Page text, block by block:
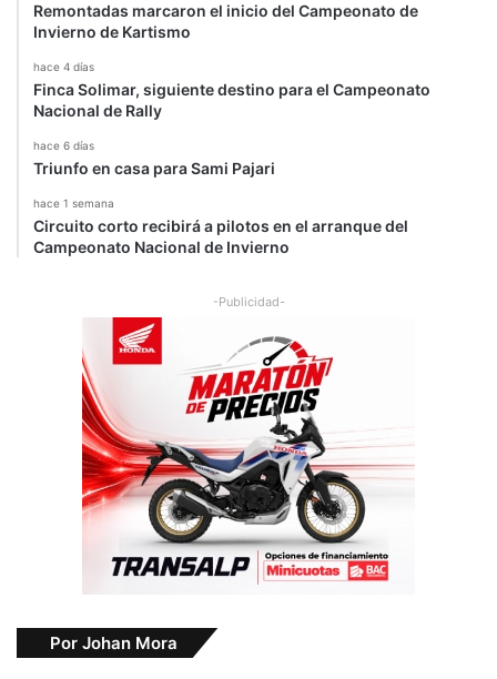
Remontadas marcaron el inicio del Campeonato de
Invierno de Kartismo
hace 4 días
Finca Solimar, siguiente destino para el Campeonato
Nacional de Rally
hace 6 días
Triunfo en casa para Sami Pajari
hace 1 semana
Circuito corto recibirá a pilotos en el arranque del
Campeonato Nacional de Invierno
-Publicidad-
Por Johan Mora